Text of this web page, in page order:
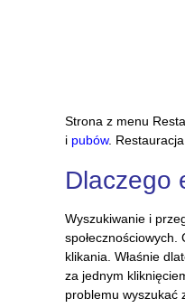
Strona z menu
i pubów.
Dlaczego
Wyszukiwanie i
klikania. Właśnie
za jednym
problemu wyszukać